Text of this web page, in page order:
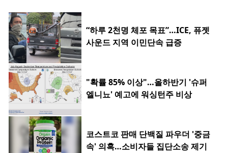
“하루 2천명 체포 목표”…ICE, 퓨젯
사운드 지역 이민단속 급증
"확률 85% 이상"…올하반기 '슈퍼
엘니뇨' 예고에 워싱턴주 비상
코스트코 판매 단백질 파우더 '중금
속' 의혹…소비자들 집단소송 제기